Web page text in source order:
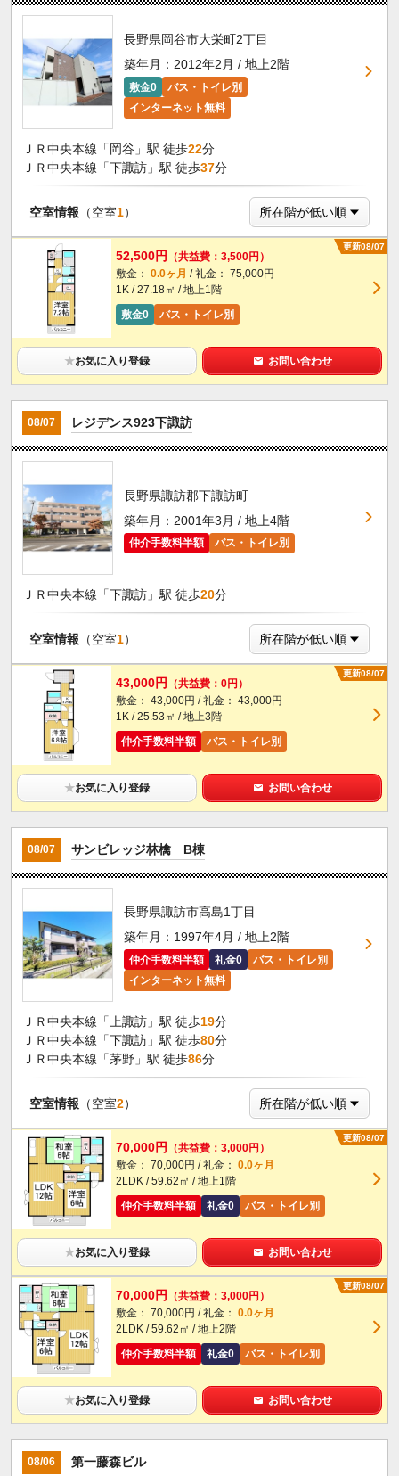
長野県岡谷市大栄町2丁目
築年月：2012年2月 / 地上2階
敷金0
バス・トイレ別
インターネット無料
ＪＲ中央本線「岡谷」駅 徒歩22分
ＪＲ中央本線「下諏訪」駅 徒歩37分
空室情報 （空室1）
更新08/07
52,500円
（共益費：3,500円）
敷金： 0.0ヶ月 / 礼金： 75,000円
1K / 27.18㎡ / 地上1階
敷金0
バス・トイレ別
★お気に入り登録 お問い合わせ
08/07 レジデンス923下諏訪
長野県諏訪郡下諏訪町
築年月：2001年3月 / 地上4階
仲介手数料半額 バス・トイレ別
ＪＲ中央本線「下諏訪」駅 徒歩20分
空室情報 （空室1）
更新08/07
43,000円
（共益費：0円）
敷金： 43,000円 / 礼金： 43,000円
1K / 25.53㎡ / 地上3階
仲介手数料半額
バス・トイレ別
★お気に入り登録 お問い合わせ
08/07 サンビレッジ林檎 B棟
長野県諏訪市高島1丁目
築年月：1997年4月 / 地上2階
仲介手数料半額 礼金0
バス・トイレ別
インターネット無料
ＪＲ中央本線「上諏訪」駅 徒歩19分
ＪＲ中央本線「下諏訪」駅 徒歩80分
ＪＲ中央本線「茅野」駅 徒歩86分
空室情報 （空室2）
更新08/07
70,000円
（共益費：3,000円）
敷金： 70,000円 / 礼金： 0.0ヶ月
2LDK / 59.62㎡ / 地上1階
仲介手数料半額
礼金0 バス・トイレ別
★お気に入り登録 お問い合わせ
更新08/07
70,000円
（共益費：3,000円）
敷金： 70,000円 / 礼金： 0.0ヶ月
2LDK / 59.62㎡ / 地上2階
仲介手数料半額
礼金0 バス・トイレ別
★お気に入り登録 お問い合わせ
08/06 第一藤森ビル